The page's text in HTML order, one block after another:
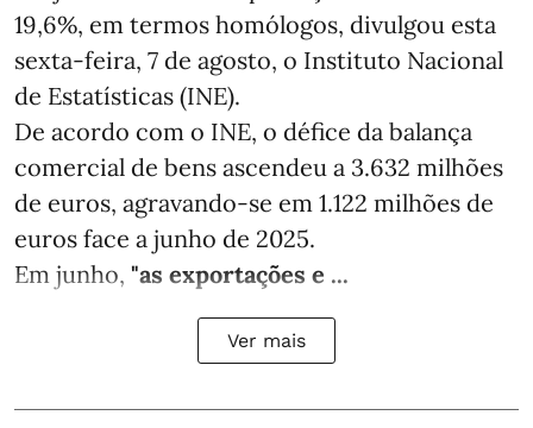
19,6%, em termos homólogos, divulgou esta
sexta-feira, 7 de agosto, o Instituto Nacional
de Estatísticas (INE).
De acordo com o INE, o défice da balança
comercial de bens ascendeu a 3.632 milhões
de euros, agravando-se em 1.122 milhões de
euros face a junho de 2025.
Em junho, "as exportações e ...
Ver mais